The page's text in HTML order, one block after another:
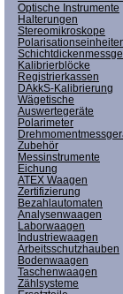
Optische Instrumente
Halterungen
Stereomikroskope
Kalibrierblöcke
Registrierkassen
DAkkS-Kalibrierung
Wägetische
Auswertegeräte
Polarimeter
Zubehör
Messinstrumente
Eichung
ATEX Waagen
Zertifizierung
Bezahlautomaten
Analysenwaagen
Laborwaagen
Industriewaagen
Arbeitsschutzhauben
Bodenwaagen
Taschenwaagen
Zählsysteme